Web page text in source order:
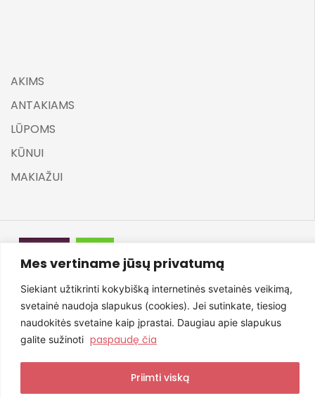
Mes vertiname jūsų privatumą
Siekiant užtikrinti kokybišką internetinės svetainės veikimą,
svetainė naudoja slapukus (cookies). Jei sutinkate, tiesiog
naudokitės svetaine kaip įprastai. Daugiau apie slapukus
galite sužinoti paspaudę čia
Priimti viską
AKIMS
ANTAKIAMS
LŪPOMS
KŪNUI
MAKIAŽUI
ELARA BY UGNĖ ZAVISTAUSKAITĖ 2025
Svetainę sukūrė NexDev